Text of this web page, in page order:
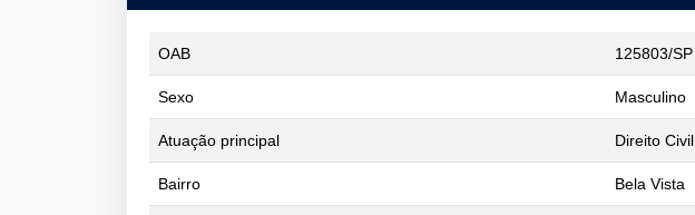
OAB 125803/SP
Sexo Masculino
Atuação principal Direito Civil
Bairro Bela Vista